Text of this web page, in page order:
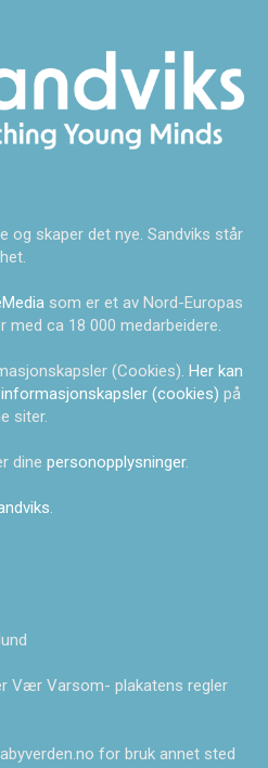
og skaper det nye. Sandviks står
som er et av Nord-Europas
ca 18 000 medarbeidere.
(Cookies). Her kan
(cookies) på
siter.
dine personopplysninger.
.
Vær Varsom- plakatens regler
for bruk annet sted